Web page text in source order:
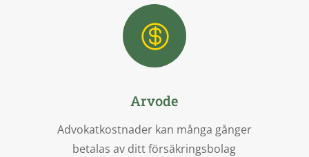

Arvode
Advokatkostnader kan många gånger
betalas av ditt försäkringsbolag